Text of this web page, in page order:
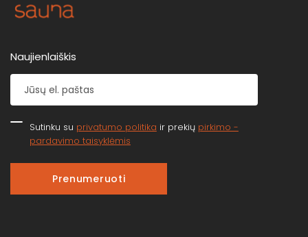
Naujienlaiškis
Sutinku su privatumo politika ir prekių pirkimo -
pardavimo taisyklėmis
Prenumeruoti